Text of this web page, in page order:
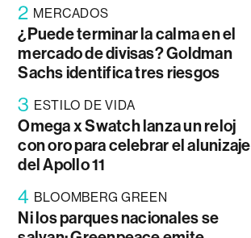
2 MERCADOS
¿Puede terminar la calma en el
mercado de divisas? Goldman
Sachs identifica tres riesgos
3 ESTILO DE VIDA
Omega x Swatch lanza un reloj
con oro para celebrar el alunizaje
del Apollo 11
4 BLOOMBERG GREEN
Ni los parques nacionales se